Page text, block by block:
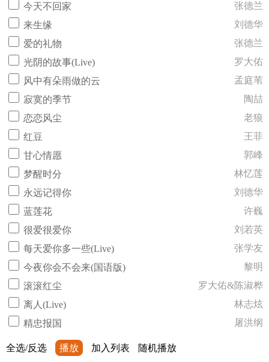
今天不回家
张德兰
来生缘
刘德华
爱的礼物
张德兰
光阴的故事(Live)
罗大佑
风中有朵雨做的云
孟庭苇
寂寞的季节
陶喆
恋恋风尘
老狼
红豆
王菲
甘心情愿
郭峰
梦醒时分
林忆莲
永远记得你
刘德华
蓝莲花
许巍
很爱很爱你
刘若英
每天爱你多一些(Live)
张学友
今夜你会不会来(国语版)
黎明
滚滚红尘
罗大佑&陈淑桦
离人(Live)
林志炫
精忠报国
屠洪纲
全选/反选 播放 加入列表 随机播放